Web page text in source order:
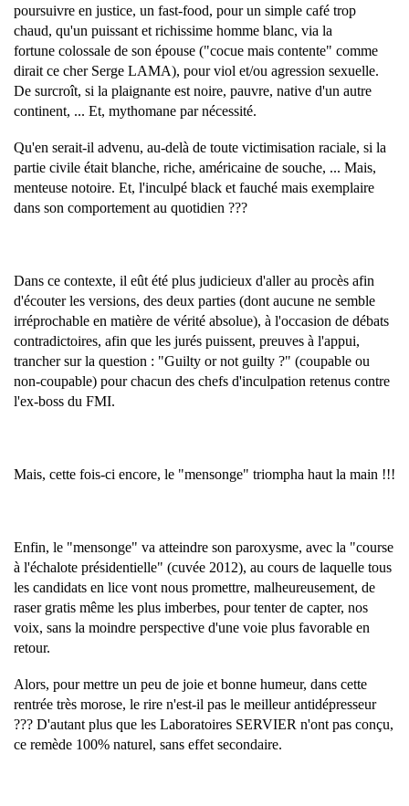
poursuivre en justice, un fast-food, pour un simple café trop
chaud, qu'un puissant et richissime homme blanc, via la
fortune colossale de son épouse ("cocue mais contente" comme
dirait ce cher Serge LAMA), pour viol et/ou agression sexuelle.
De surcroît, si la plaignante est noire, pauvre, native d'un autre
continent, ... Et, mythomane par nécessité.
Qu'en serait-il advenu, au-delà de toute victimisation raciale, si la
partie civile était blanche, riche, américaine de souche, ... Mais,
menteuse notoire. Et, l'inculpé black et fauché mais exemplaire
dans son comportement au quotidien ???
Dans ce contexte, il eût été plus judicieux d'aller au procès afin
d'écouter les versions, des deux parties (dont aucune ne semble
irréprochable en matière de vérité absolue), à l'occasion de débats
contradictoires, afin que les jurés puissent, preuves à l'appui,
trancher sur la question : "Guilty or not guilty ?" (coupable ou
non-coupable) pour chacun des chefs d'inculpation retenus contre
l'ex-boss du FMI.
Mais, cette fois-ci encore, le "mensonge" triompha haut la main !!!
Enfin, le "mensonge" va atteindre son paroxysme, avec la "course
à l'échalote présidentielle" (cuvée 2012), au cours de laquelle tous
les candidats en lice vont nous promettre, malheureusement, de
raser gratis même les plus imberbes, pour tenter de capter, nos
voix, sans la moindre perspective d'une voie plus favorable en
retour.
Alors, pour mettre un peu de joie et bonne humeur, dans cette
rentrée très morose, le rire n'est-il pas le meilleur antidépresseur
??? D'autant plus que les Laboratoires SERVIER n'ont pas conçu,
ce remède 100% naturel, sans effet secondaire.